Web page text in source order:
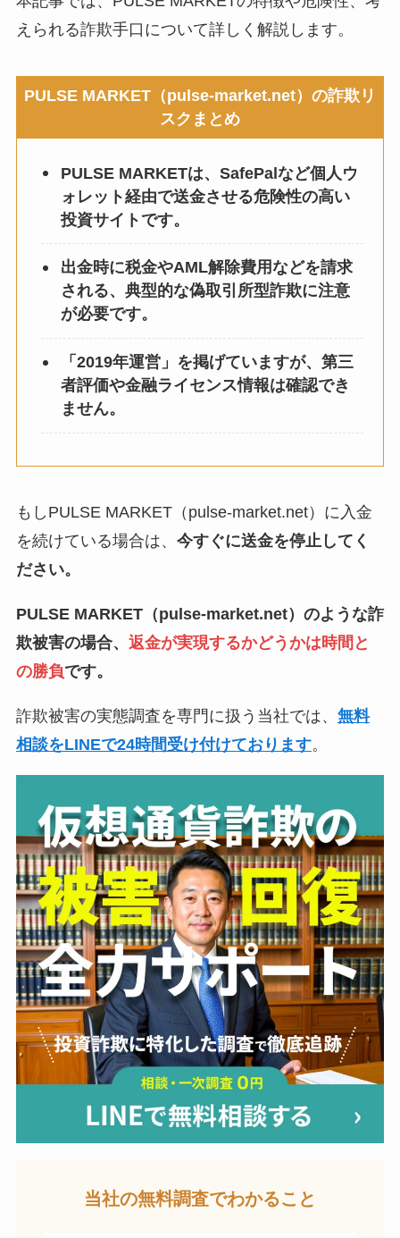
えられる詐欺手口について詳しく解説します。
PULSE MARKET（pulse-market.net）の詐欺リ
スクまとめ
PULSE MARKETは、SafePalなど個人ウ
ォレット経由で送金させる危険性の高い
投資サイトです。
出金時に税金やAML解除費用などを請求
される、典型的な偽取引所型詐欺に注意
が必要です。
「2019年運営」を掲げていますが、第三
者評価や金融ライセンス情報は確認でき
ません。
もしPULSE MARKET（pulse-market.net）に入金
を続けている場合は、 今すぐに送金を停止してく
ださい。
PULSE MARKET（pulse-market.net）のような詐
欺被害の場合、 返金が実現するかどうかは時間と
の勝負です。
詐欺被害の実態調査を専門に扱う当社では、 無料
相談をLINEで24時間受け付けております。
当社の無料調査でわかること